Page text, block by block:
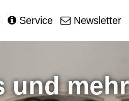
Service Newsletter
und mehr